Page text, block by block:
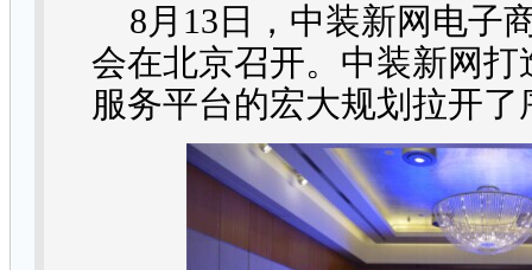
8月 13 日，中装新网电子
会在北京召开。中装新网
服务平台的宏大规划拉开了